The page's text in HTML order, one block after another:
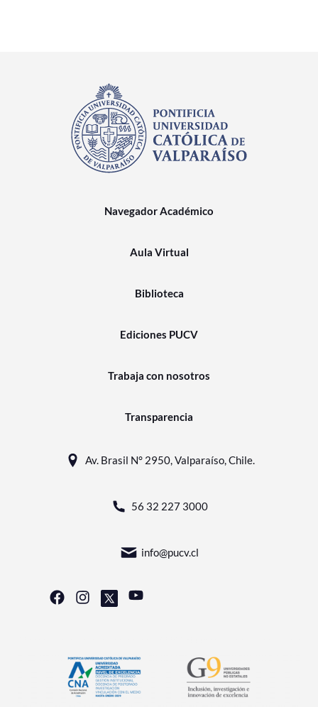
Navegador Académico
Aula Virtual
Biblioteca
Ediciones PUCV
Trabaja con nosotros
Transparencia
Av. Brasil N° 2950, Valparaíso, Chile.
56 32 227 3000
info@pucv.cl